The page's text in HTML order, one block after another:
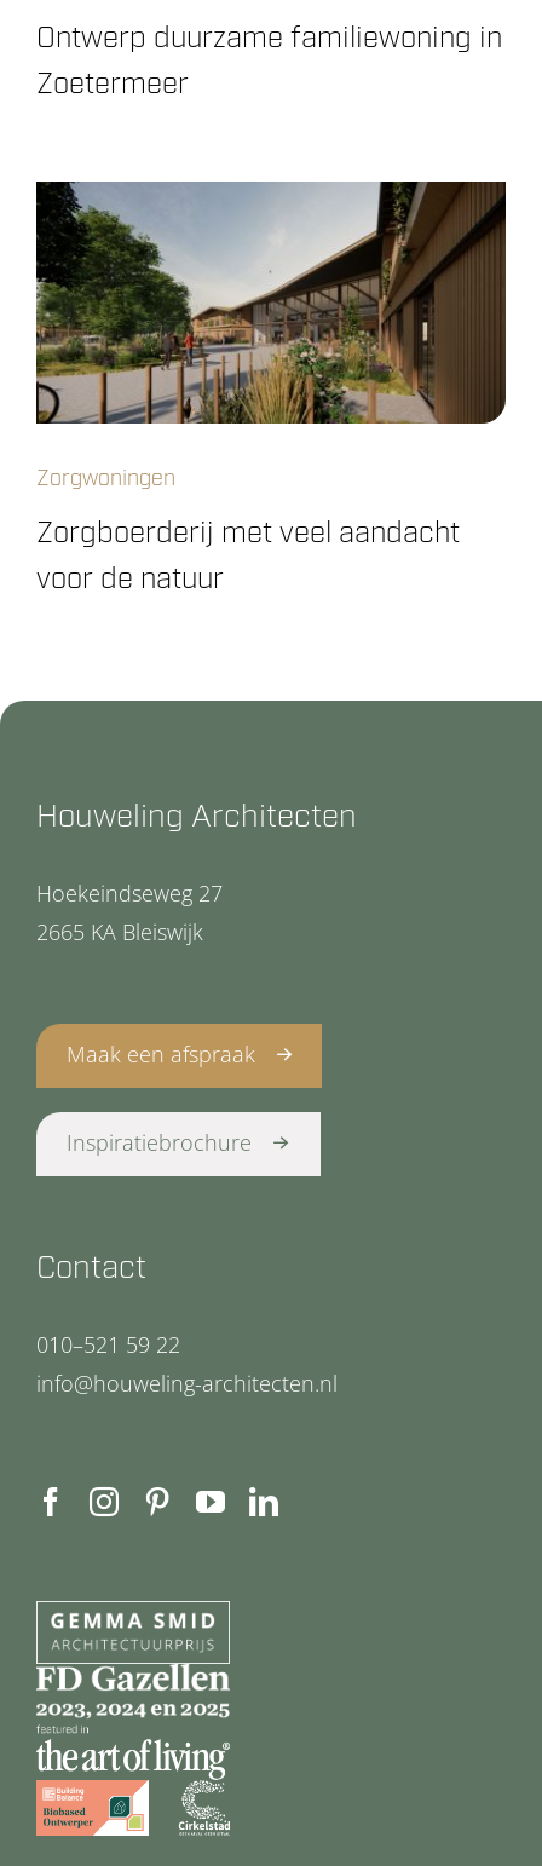
Ontwerp duurzame familiewoning in
Zoetermeer
Zorgboerderij met veel aandacht
voor de natuur
Zorgwoningen
Houweling Architecten
Hoekeindseweg 27
2665 KA Bleiswijk
Maak een afspraak
Inspiratiebrochure
Contact
010–521 59 22
info@houweling-architecten.nl